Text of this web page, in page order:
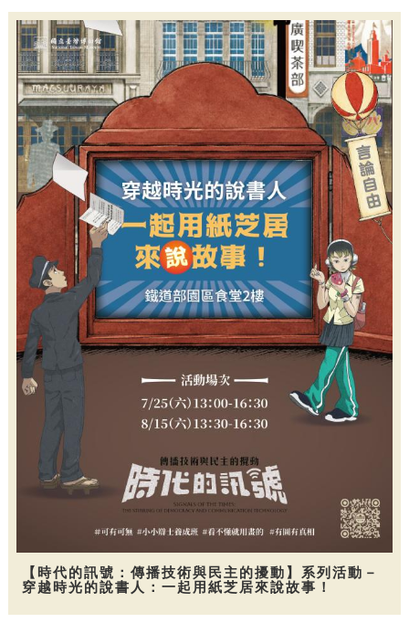
【時代的訊號：傳播技術與民主的擾動】系列活動－
穿越時光的說書人：一起用紙芝居來說故事！